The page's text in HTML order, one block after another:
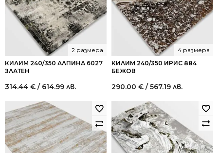
КИЛИМ 240/350 АЛПИНА 6027
ЗЛАТЕН
2 размера
314.44 € / 614.99 лв.
КИЛИМ 240/350 ИРИС 884
БЕЖОВ
4 размера
290.00 € / 567.19 лв.